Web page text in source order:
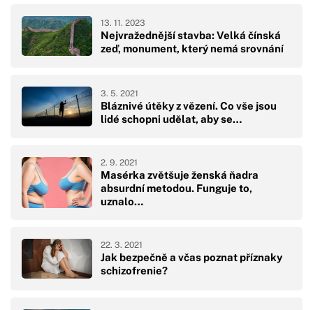
Nejvražednější stavba: Velká čínská
zeď, monument, který nemá srovnání
13. 11. 2023
Bláznivé útěky z vězení. Co vše jsou
lidé schopni udělat, aby se…
3. 5. 2021
Masérka zvětšuje ženská ňadra
absurdní metodou. Funguje to,
uznalo…
2. 9. 2021
Jak bezpečně a včas poznat příznaky
schizofrenie?
22. 3. 2021